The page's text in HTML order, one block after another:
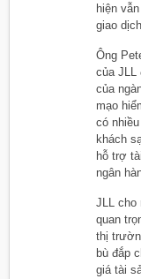
hiện
giao
Ông
của JLL
của
mạo
có
khách
hỗ trợ
ngân
JLL cho
quan
thị
bù đắp
giá tài